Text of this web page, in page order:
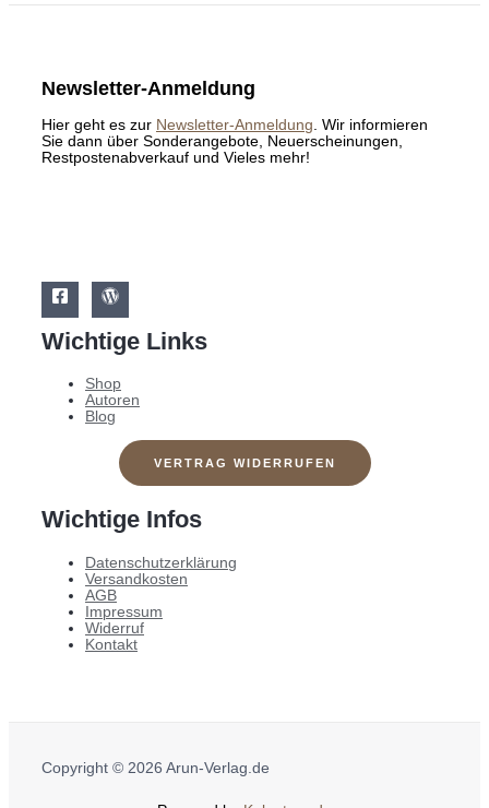
Newsletter-Anmeldung
Hier geht es zur Newsletter-Anmeldung. Wir informieren
Sie dann über Sonderangebote, Neuerscheinungen,
Restpostenabverkauf und Vieles mehr!
Wichtige Links
Shop
Autoren
Blog
VERTRAG WIDERRUFEN
Wichtige Infos
Datenschutzerklärung
Versandkosten
AGB
Impressum
Widerruf
Kontakt
Copyright © 2026 Arun-Verlag.de